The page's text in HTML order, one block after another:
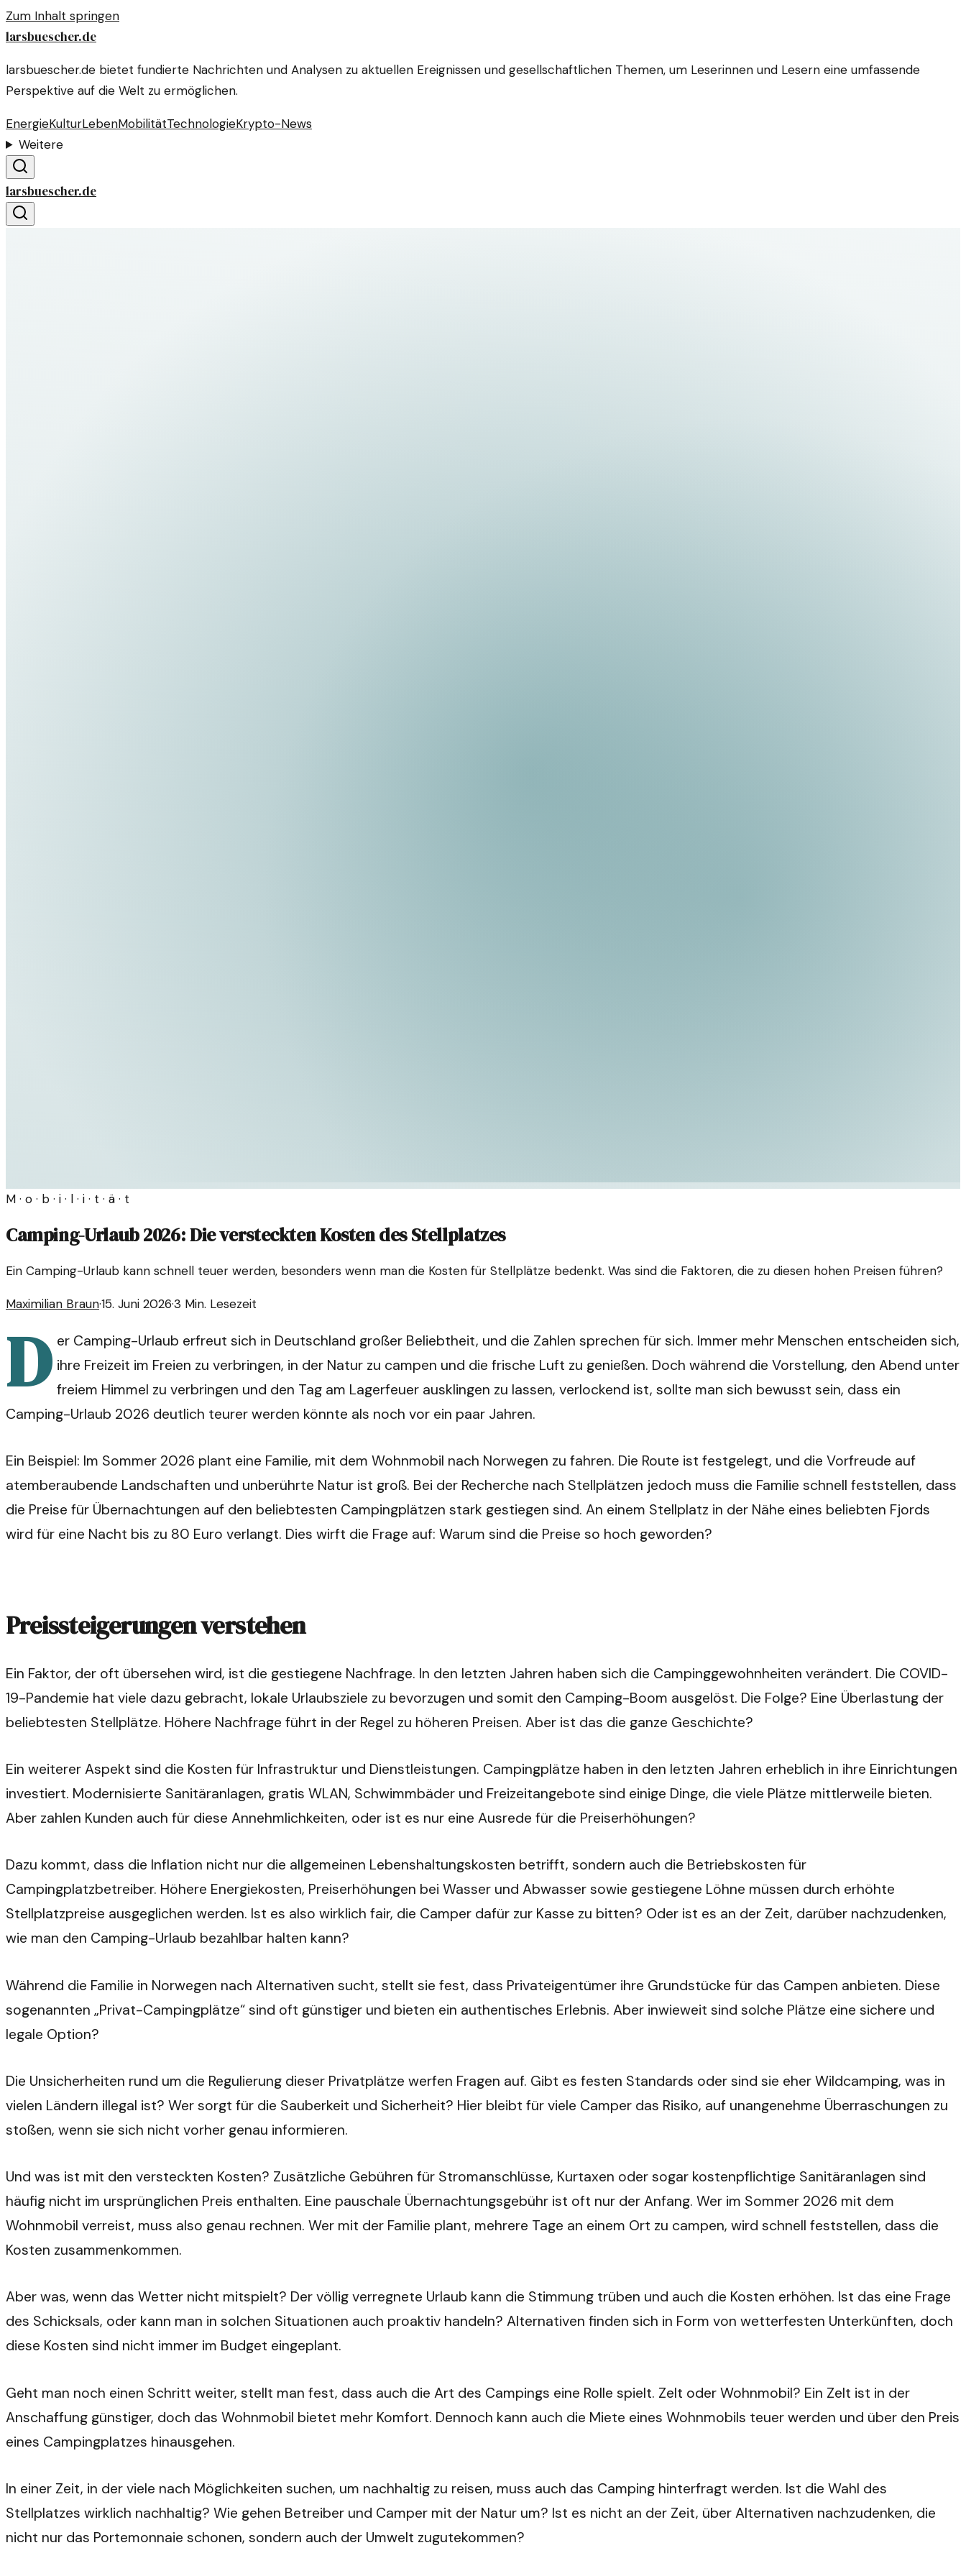
Zum Inhalt springen
larsbuescher.de
larsbuescher.de bietet fundierte Nachrichten und Analysen zu aktuellen Ereignissen und gesellschaftlichen Themen, um Leserinnen und Lesern eine umfassende
Perspektive auf die Welt zu ermöglichen.
EnergieKulturLebenMobilitätTechnologieKrypto-News
Weitere
larsbuescher.de
M · o · b · i · l · i · t · ä · t
Camping-Urlaub 2026: Die versteckten Kosten des Stellplatzes
Ein Camping-Urlaub kann schnell teuer werden, besonders wenn man die Kosten für Stellplätze bedenkt. Was sind die Faktoren, die zu diesen hohen Preisen führen?
Maximilian Braun·15. Juni 2026·3 Min. Lesezeit
D er Camping-Urlaub erfreut sich in Deutschland großer Beliebtheit, und die Zahlen sprechen für sich. Immer mehr Menschen entscheiden sich,
ihre Freizeit im Freien zu verbringen, in der Natur zu campen und die frische Luft zu genießen. Doch während die Vorstellung, den Abend unter
freiem Himmel zu verbringen und den Tag am Lagerfeuer ausklingen zu lassen, verlockend ist, sollte man sich bewusst sein, dass ein
Camping-Urlaub 2026 deutlich teurer werden könnte als noch vor ein paar Jahren.
Ein Beispiel: Im Sommer 2026 plant eine Familie, mit dem Wohnmobil nach Norwegen zu fahren. Die Route ist festgelegt, und die Vorfreude auf
atemberaubende Landschaften und unberührte Natur ist groß. Bei der Recherche nach Stellplätzen jedoch muss die Familie schnell feststellen, dass
die Preise für Übernachtungen auf den beliebtesten Campingplätzen stark gestiegen sind. An einem Stellplatz in der Nähe eines beliebten Fjords
wird für eine Nacht bis zu 80 Euro verlangt. Dies wirft die Frage auf: Warum sind die Preise so hoch geworden?
Preissteigerungen verstehen
Ein Faktor, der oft übersehen wird, ist die gestiegene Nachfrage. In den letzten Jahren haben sich die Campinggewohnheiten verändert. Die COVID-
19-Pandemie hat viele dazu gebracht, lokale Urlaubsziele zu bevorzugen und somit den Camping-Boom ausgelöst. Die Folge? Eine Überlastung der
beliebtesten Stellplätze. Höhere Nachfrage führt in der Regel zu höheren Preisen. Aber ist das die ganze Geschichte?
Ein weiterer Aspekt sind die Kosten für Infrastruktur und Dienstleistungen. Campingplätze haben in den letzten Jahren erheblich in ihre Einrichtungen
investiert. Modernisierte Sanitäranlagen, gratis WLAN, Schwimmbäder und Freizeitangebote sind einige Dinge, die viele Plätze mittlerweile bieten.
Aber zahlen Kunden auch für diese Annehmlichkeiten, oder ist es nur eine Ausrede für die Preiserhöhungen?
Dazu kommt, dass die Inflation nicht nur die allgemeinen Lebenshaltungskosten betrifft, sondern auch die Betriebskosten für
Campingplatzbetreiber. Höhere Energiekosten, Preiserhöhungen bei Wasser und Abwasser sowie gestiegene Löhne müssen durch erhöhte
Stellplatzpreise ausgeglichen werden. Ist es also wirklich fair, die Camper dafür zur Kasse zu bitten? Oder ist es an der Zeit, darüber nachzudenken,
wie man den Camping-Urlaub bezahlbar halten kann?
Während die Familie in Norwegen nach Alternativen sucht, stellt sie fest, dass Privateigentümer ihre Grundstücke für das Campen anbieten. Diese
sogenannten „Privat-Campingplätze“ sind oft günstiger und bieten ein authentisches Erlebnis. Aber inwieweit sind solche Plätze eine sichere und
legale Option?
Die Unsicherheiten rund um die Regulierung dieser Privatplätze werfen Fragen auf. Gibt es festen Standards oder sind sie eher Wildcamping, was in
vielen Ländern illegal ist? Wer sorgt für die Sauberkeit und Sicherheit? Hier bleibt für viele Camper das Risiko, auf unangenehme Überraschungen zu
stoßen, wenn sie sich nicht vorher genau informieren.
Und was ist mit den versteckten Kosten? Zusätzliche Gebühren für Stromanschlüsse, Kurtaxen oder sogar kostenpflichtige Sanitäranlagen sind
häufig nicht im ursprünglichen Preis enthalten. Eine pauschale Übernachtungsgebühr ist oft nur der Anfang. Wer im Sommer 2026 mit dem
Wohnmobil verreist, muss also genau rechnen. Wer mit der Familie plant, mehrere Tage an einem Ort zu campen, wird schnell feststellen, dass die
Kosten zusammenkommen.
Aber was, wenn das Wetter nicht mitspielt? Der völlig verregnete Urlaub kann die Stimmung trüben und auch die Kosten erhöhen. Ist das eine Frage
des Schicksals, oder kann man in solchen Situationen auch proaktiv handeln? Alternativen finden sich in Form von wetterfesten Unterkünften, doch
diese Kosten sind nicht immer im Budget eingeplant.
Geht man noch einen Schritt weiter, stellt man fest, dass auch die Art des Campings eine Rolle spielt. Zelt oder Wohnmobil? Ein Zelt ist in der
Anschaffung günstiger, doch das Wohnmobil bietet mehr Komfort. Dennoch kann auch die Miete eines Wohnmobils teuer werden und über den Preis
eines Campingplatzes hinausgehen.
In einer Zeit, in der viele nach Möglichkeiten suchen, um nachhaltig zu reisen, muss auch das Camping hinterfragt werden. Ist die Wahl des
Stellplatzes wirklich nachhaltig? Wie gehen Betreiber und Camper mit der Natur um? Ist es nicht an der Zeit, über Alternativen nachzudenken, die
nicht nur das Portemonnaie schonen, sondern auch der Umwelt zugutekommen?